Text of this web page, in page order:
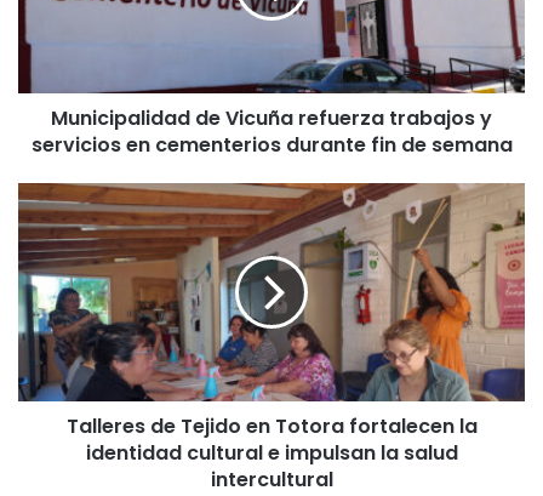
servicios
cementerios
durante
fin
semana
Municipalidad de Vicuña refuerza trabajos y
servicios en cementerios durante fin de semana
Talleres
de
Tejido
en
Totora
fortalecen
identidad
cultural
Talleres de Tejido en Totora fortalecen la
identidad cultural e impulsan la salud
intercultural